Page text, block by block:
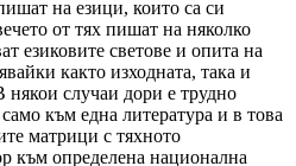
на езици, които са си
от тях пишат на няколко
езиковите светове и опита на
както изходната, така и
някои случаи дори е трудно
към една литература и в това
матрици с тяхното
към определена национална